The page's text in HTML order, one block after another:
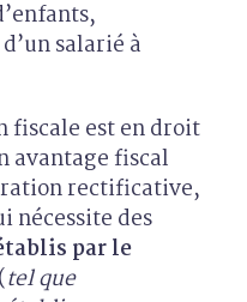
salarié à
fiscale est en droit
avantage fiscal
rectificative,
nécessite des
par le
(tel que